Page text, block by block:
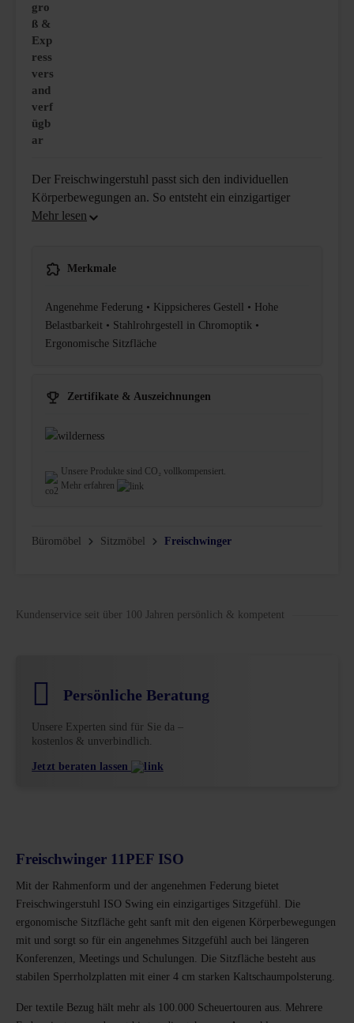
gro
ß &
Exp
ress
vers
and
verf
ügb
ar
Der Freischwingerstuhl passt sich den individuellen
Körperbewegungen an. So entsteht ein einzigartiger
Merkmale
Angenehme Federung • Kippsicheres Gestell • Hohe
Belastbarkeit • Stahlrohrgestell in Chromoptik •
Ergonomische Sitzfläche
Zertifikate & Auszeichnungen
Unsere Produkte sind CO₂ vollkompensiert.
Mehr erfahren
Büromöbel Sitzmöbel Freischwinger
Kundenservice seit über 100 Jahren persönlich & kompetent
Persönliche Beratung
Unsere Experten sind für Sie da –
kostenlos & unverbindlich.
Jetzt beraten lassen
Freischwinger 11PEF ISO
Mit der Rahmenform und der angenehmen Federung bietet
Freischwingerstuhl ISO Swing ein einzigartiges Sitzgefühl. Die
ergonomische Sitzfläche geht sanft mit den eigenen Körperbewegungen
mit und sorgt so für ein angenehmes Sitzgefühl auch bei längeren
Konferenzen, Meetings und Schulungen. Die Sitzfläche besteht aus
stabilen Sperrholzplatten mit einer 4 cm starken Kaltschaumpolsterung.
Der textile Bezug hält mehr als 100.000 Scheuertouren aus. Mehrere